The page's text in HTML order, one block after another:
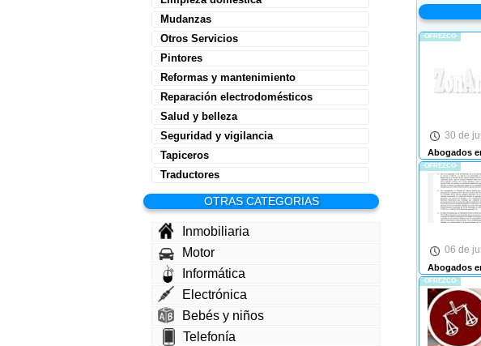
Mudanzas
Otros Servicios
Pintores
Reformas y mantenimiento
Reparación electrodomésticos
Salud y belleza
Seguridad y vigilancia
Tapiceros
Traductores
OTRAS CATEGORIAS
Inmobiliaria
Motor
Informática
Electrónica
Bebés y niños
Telefonía
-OFREZCO-
30 de
Abogados
-OFREZCO-
06 de
Abogados
-OFREZCO-